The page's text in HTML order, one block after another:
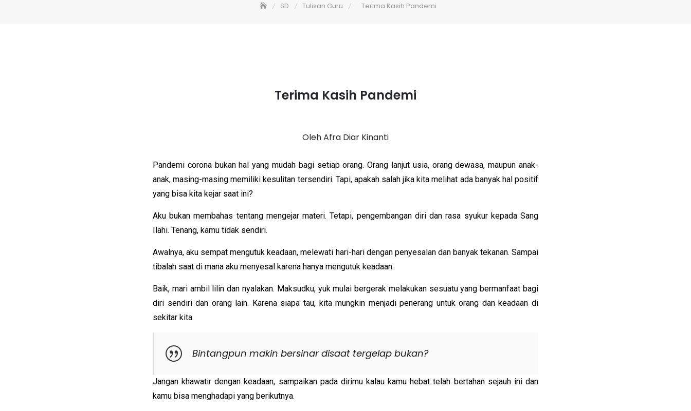
SD Tulisan Guru Terima Kasih Pandemi
Terima Kasih Pandemi
Oleh Afra Diar Kinanti
Pandemi corona bukan hal yang mudah bagi setiap orang. Orang lanjut usia, orang dewasa, maupun anak-
anak, masing-masing memiliki kesulitan tersendiri. Tapi, apakah salah jika kita melihat ada banyak hal positif
yang bisa kita kejar saat ini?
Aku bukan membahas tentang mengejar materi. Tetapi, pengembangan diri dan rasa syukur kepada Sang
Ilahi. Tenang, kamu tidak sendiri.
Awalnya, aku sempat mengutuk keadaan, melewati hari-hari dengan penyesalan dan banyak tekanan. Sampai
tibalah saat di mana aku menyesal karena hanya mengutuk keadaan.
Baik, mari ambil lilin dan nyalakan. Maksudku, yuk mulai bergerak melakukan sesuatu yang bermanfaat bagi
diri sendiri dan orang lain. Karena siapa tau, kita mungkin menjadi penerang untuk orang dan keadaan di
sekitar kita.
Bintangpun makin bersinar disaat tergelap bukan?
Jangan khawatir dengan keadaan, sampaikan pada dirimu kalau kamu hebat telah bertahan sejauh ini dan
kamu bisa menghadapi yang berikutnya.